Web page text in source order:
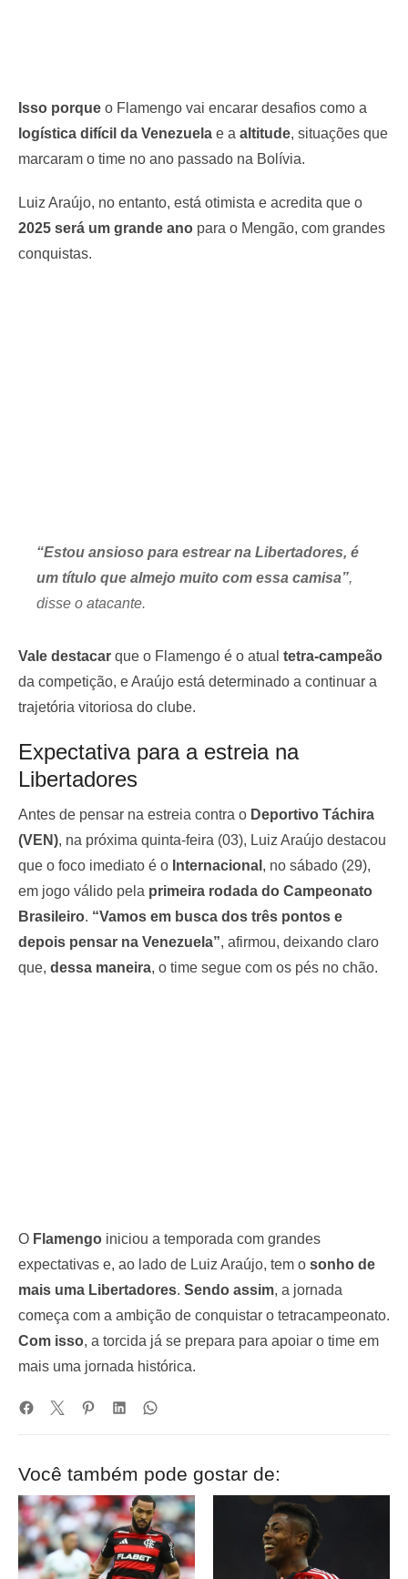
Isso porque o Flamengo vai encarar desafios como a
logística difícil da Venezuela e a altitude, situações que
marcaram o time no ano passado na Bolívia.
Luiz Araújo, no entanto, está otimista e acredita que o
2025 será um grande ano para o Mengão, com grandes
conquistas.
“Estou ansioso para estrear na Libertadores, é
um título que almejo muito com essa camisa”,
disse o atacante.
Vale destacar que o Flamengo é o atual tetra-campeão
da competição, e Araújo está determinado a continuar a
trajetória vitoriosa do clube.
Expectativa para a estreia na
Libertadores
Antes de pensar na estreia contra o Deportivo Táchira
(VEN), na próxima quinta-feira (03), Luiz Araújo destacou
que o foco imediato é o Internacional , no sábado (29),
em jogo válido pela primeira rodada do Campeonato
Brasileiro. “Vamos em busca dos três pontos e
depois pensar na Venezuela”, afirmou, deixando claro
que, dessa maneira, o time segue com os pés no chão.
O Flamengo iniciou a temporada com grandes
expectativas e, ao lado de Luiz Araújo, tem o sonho de
mais uma Libertadores. Sendo assim, a jornada
começa com a ambição de conquistar o tetracampeonato.
Com isso, a torcida já se prepara para apoiar o time em
mais uma jornada histórica.
Você também pode gostar de: